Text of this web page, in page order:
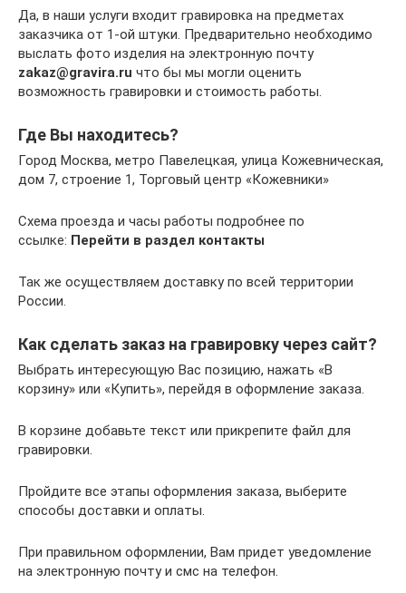
Да, в наши услуги входит гравировка на предметах
заказчика от 1-ой штуки. Предварительно необходимо
выслать фото изделия на электронную почту
zakaz@gravira.ru что бы мы могли оценить
возможность гравировки и стоимость работы.
Где Вы находитесь?
Город Москва, метро Павелецкая, улица Кожевническая,
дом 7, строение 1, Торговый центр «Кожевники»
Схема проезда и часы работы подробнее по
ссылке: Перейти в раздел контакты
Так же осуществляем доставку по всей территории
России.
Как сделать заказ на гравировку через сайт?
Выбрать интересующую Вас позицию, нажать «В
корзину» или «Купить», перейдя в оформление заказа.
В корзине добавьте текст или прикрепите файл для
гравировки.
Пройдите все этапы оформления заказа, выберите
способы доставки и оплаты.
При правильном оформлении, Вам придет уведомление
на электронную почту и смс на телефон.